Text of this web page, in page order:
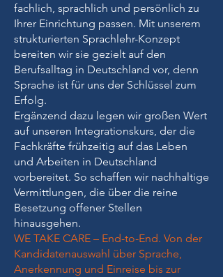
fachlich, sprachlich und persönlich zu
Ihrer Einrichtung passen. Mit unserem
strukturierten Sprachlehr-Konzept
bereiten wir sie gezielt auf den
Berufsalltag in Deutschland vor, denn
Sprache ist für uns der Schlüssel zum
Erfolg.
Ergänzend dazu legen wir großen Wert
auf unseren Integrationskurs, der die
Fachkräfte frühzeitig auf das Leben
und Arbeiten in Deutschland
vorbereitet. So schaffen wir nachhaltige
Vermittlungen, die über die reine
Besetzung offener Stellen
hinausgehen.
WE TAKE CARE – End-to-End. Von der
Kandidatenauswahl über Sprache,
Anerkennung und Einreise bis zur